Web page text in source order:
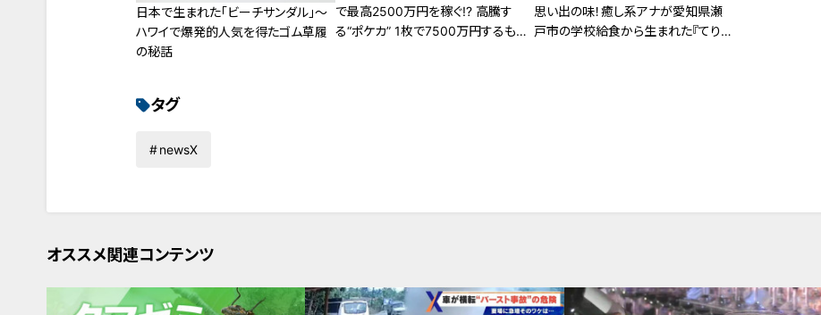
日本で生まれた「ビーチサンダル」～
ハワイで爆発的人気を得たゴム草履
の秘話
で最高2500万円を稼ぐ!? 高騰す
る“ポケカ” 1枚で7500万円するもの
思い出の味！癒し系アナが愛知県瀬
戸市の学校給食から生まれた『てり
タグ
newsX
オススメ関連コンテンツ